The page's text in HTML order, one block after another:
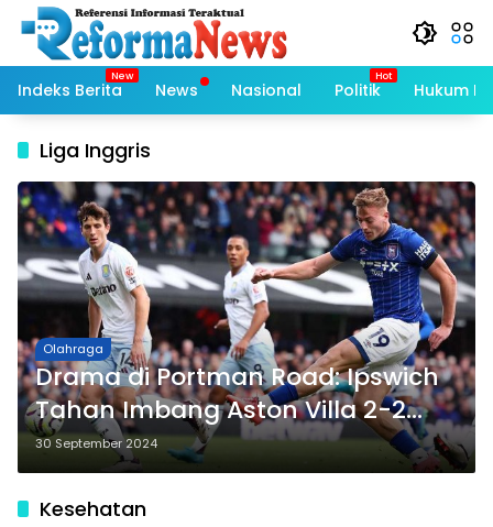
Langsung
konten
Indeks Berita
News Nasional Politik Hukum
Liga Inggris
Olahraga
Drama di Portman Road: Ipswich
Tahan Imbang Aston Villa 2-2
dan Delap Bersinar di
Kemenangan 2-1 pada Pekan ke-
6 Liga Inggris 2024/2025
30 September 2024
Kesehatan